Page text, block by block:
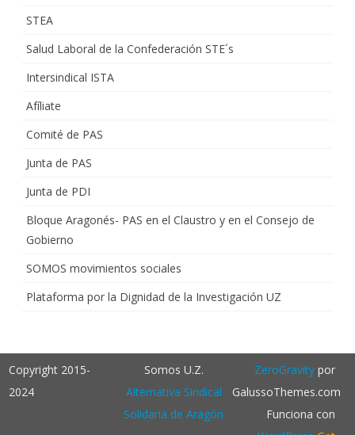
STEA
Salud Laboral de la Confederación STE´s
Intersindical ISTA
Afíliate
Comité de PAS
Junta de PAS
Junta de PDI
Bloque Aragonés- PAS en el Claustro y en el Consejo de
Gobierno
SOMOS movimientos sociales
Plataforma por la Dignidad de la Investigación UZ
Copyright 2015-
2024
Somos U.Z.
Alternativa Sindical
Solidaria de Aragón
ZeroGravitypor
GalussoThemes.com
Funciona con